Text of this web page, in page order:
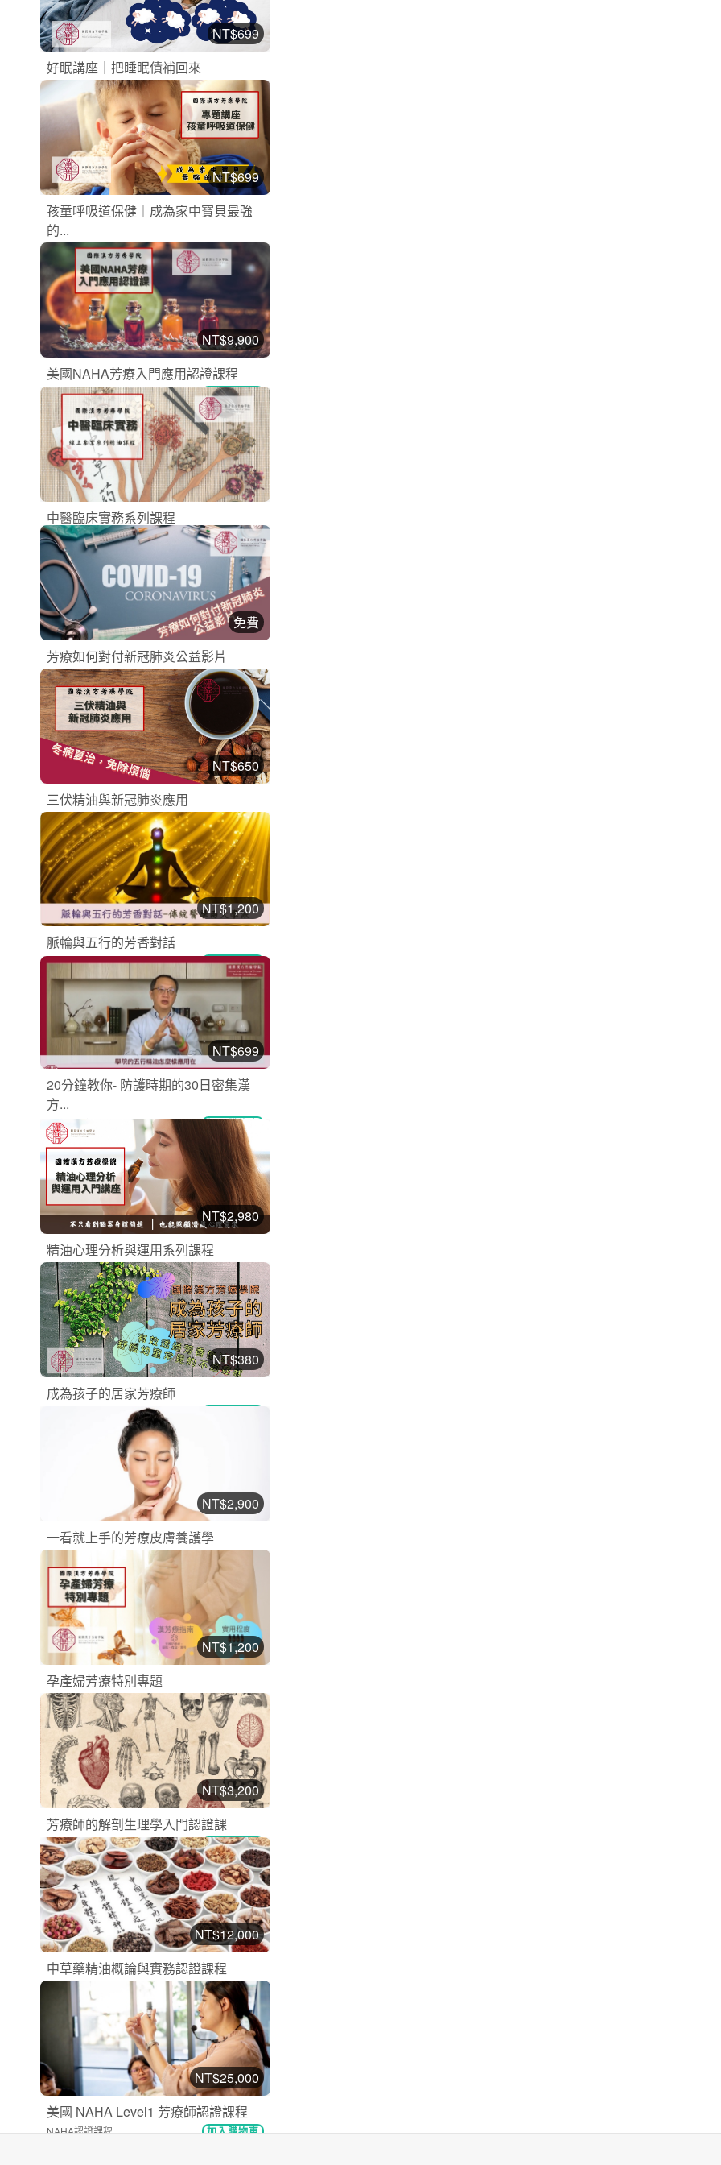
NT$699
好眠講座｜把睡眠債補回來
漢方芳療課程 加入購物車
購買後有效期限：2026-10-17
853
2
NT$699
孩童呼吸道保健｜成為家中寶貝最強
的...
漢方芳療課程 加入購物車
購買後有效期限：2026-10-17
681
2
NT$9,900
美國NAHA芳療入門應用認證課程
NAHA認證課程 加入購物車
購買後有效期限：2026-10-17
2040
2
中醫臨床實務系列課程
漢方芳療課程
購買後有效期限：2026-10-07
2143
2
免費
芳療如何對付新冠肺炎公益影片
漢方芳療課程 立即加入
購買後有效期限：2026-08-29
1041
2
NT$650
三伏精油與新冠肺炎應用
漢方芳療課程 加入購物車
購買後有效期限：2026-08-29
1061
2
NT$1,200
脈輪與五行的芳香對話
漢方芳療課程 加入購物車
購買後有效期限：2026-08-22
2109
2
NT$699
20分鐘教你- 防護時期的30日密集漢
方...
漢方芳療課程 加入購物車
購買後有效期限：2026-09-07
1282
2
NT$2,980
精油心理分析與運用系列課程
漢方芳療課程 加入購物車
購買後有效期限：2026-10-17
2517
2
NT$380
成為孩子的居家芳療師
購買後有效期限：2026-10-17
1773
2
NT$2,900
一看就上手的芳療皮膚養護學
加入購物車
購買後有效期限：2026-10-17
1149
2
NT$1,200
孕產婦芳療特別專題
漢方芳療課程 加入購物車
購買後有效期限：2026-10-17
2107
NT$3,200
芳療師的解剖生理學入門認證課
NAHA認證課程 加入購物車
購買後有效期限：2026-10-17
21034
14
NT$12,000
中草藥精油概論與實務認證課程
漢方芳療認證課程 加入購物車
購買後有效期限：2026-10-17
20710
14
NT$25,000
美國 NAHA Level1 芳療師認證課程
NAHA認證課程 加入購物車